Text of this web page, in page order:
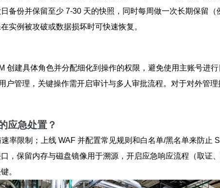
备份并保留至少 7-30 天的快照，同时每周做一次长期保留
实例被攻破或数据损坏时可快速恢复。
创建具体角色并分配细化到操作的权限，避免使用主账号进
户管理，关键操作需开启审计与多人审批流程。对于对外管
应急处置？
率限制；上线 WAF 并配置常见规则和白名单/黑名单来防止
，保留内存与磁盘镜像用于溯源，开启应急响应流程（取证
。